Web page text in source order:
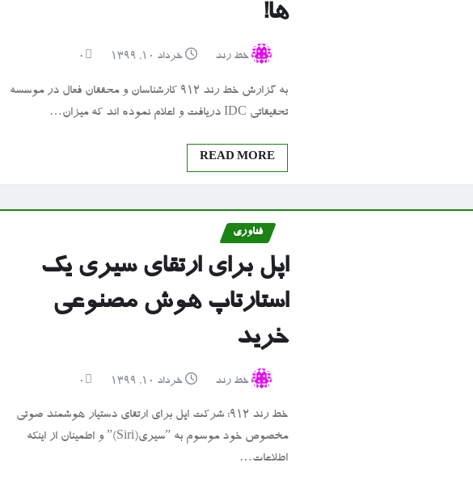
ها!
خط رند خرداد ۱۰, ۱۳۹۹ 0
به گزارش خط رند ۹۱۲ کارشناسان و محققان فعال در موسسه
تحقیقاتی IDC دریافت و اعلام نموده اند که میزان…
READ MORE
فناوری
اپل برای ارتقای سیری یک
استارتاپ هوش مصنوعی
خرید
خط رند خرداد ۱۰, ۱۳۹۹ 0
خط رند ۹۱۲: شرکت اپل برای ارتقای دستیار هوشمند صوتی
مخصوص خود موسوم به ˮسیریˮ(Siri) و اطمینان از اینکه
اطلاعات…